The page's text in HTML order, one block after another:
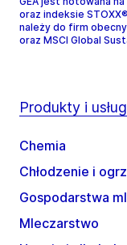
oraz indeksie
należy do firm
oraz MSCI Global
Produkty i
Chemia
Chłodzenie i
Gospodarstwa
Mleczarstwo